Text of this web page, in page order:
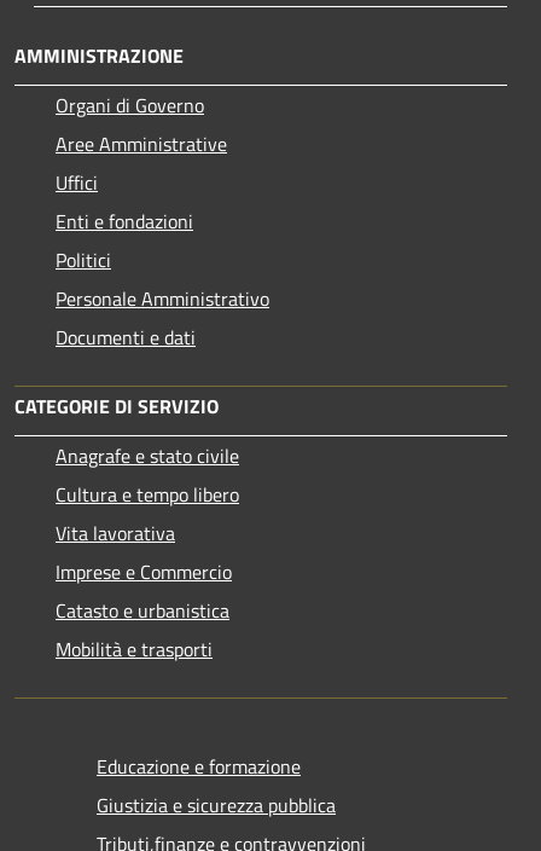
AMMINISTRAZIONE
Organi di Governo
Aree Amministrative
Uffici
Enti e fondazioni
Politici
Personale Amministrativo
Documenti e dati
CATEGORIE DI SERVIZIO
Anagrafe e stato civile
Cultura e tempo libero
Vita lavorativa
Imprese e Commercio
Catasto e urbanistica
Mobilità e trasporti
Educazione e formazione
Giustizia e sicurezza pubblica
Tributi,finanze e contravvenzioni